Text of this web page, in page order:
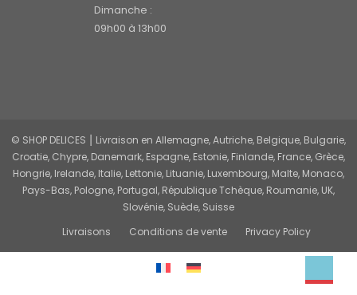
Dimanche :
09h00 à 13h00
© SHOP DELICES ⎮ Livraison en Allemagne, Autriche, Belgique, Bulgarie,
Croatie, Chypre, Danemark, Espagne, Estonie, Finlande, France, Grèce,
Hongrie, Irelande, Italie, Lettonie, Lituanie, Luxembourg, Malte, Monaco,
Pays-Bas, Pologne, Portugal, République Tchèque, Roumanie, UK,
Slovénie, Suède, Suisse
Livraisons
Conditions de vente Privacy Policy